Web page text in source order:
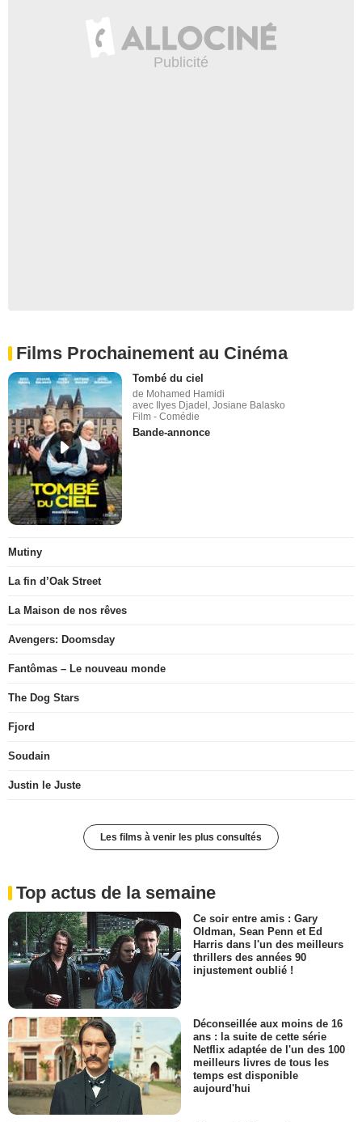
Films Prochainement au Cinéma
Tombé du ciel
de Mohamed Hamidi
avec Ilyes Djadel, Josiane Balasko
Film - Comédie
Bande-annonce
Mutiny
La fin d’Oak Street
La Maison de nos rêves
Avengers: Doomsday
Fantômas – Le nouveau monde
The Dog Stars
Fjord
Soudain
Justin le Juste
Les films à venir les plus consultés
Top actus de la semaine
Ce soir entre amis : Gary
Oldman, Sean Penn et Ed
Harris dans l'un des meilleurs
thrillers des années 90
injustement oublié !
Déconseillée aux moins de 16
ans : la suite de cette série
Netflix adaptée de l'un des 100
meilleurs livres de tous les
temps est disponible
aujourd'hui